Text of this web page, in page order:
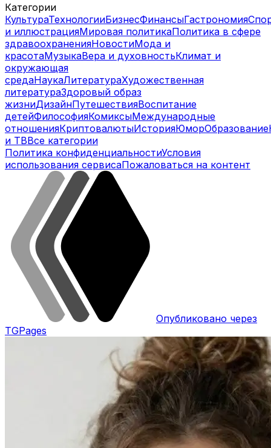
Категории
КультураТехнологииБизнесФинансыГастрономия
и иллюстрацияМировая политикаПолитика в сфере
здравоохраненияНовостиМода и
красотаМузыкаВера и духовностьКлимат и
окружающая
средаНаукаЛитератураХудожественная
литератураЗдоровый образ
жизниДизайнПутешествияВоспитание
детейФилософияКомиксыМеждународные
отношенияКриптовалютыИсторияЮморОбразование
и ТВВсе категории
Политика конфиденциальностиУсловия
использования сервисаПожаловаться на контент
Опубликовано через
TGPages